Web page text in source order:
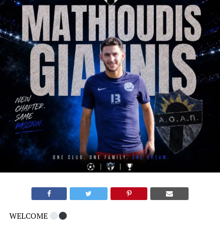
WELCOME